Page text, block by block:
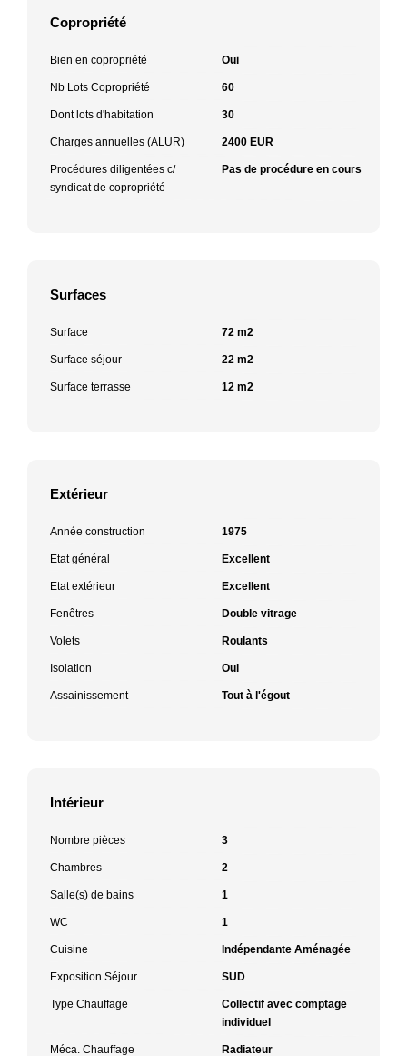
Copropriété
Bien en copropriété Oui
Nb Lots Copropriété 60
Dont lots d'habitation 30
Charges annuelles (ALUR) 2400 EUR
Procédures diligentées c/
syndicat de copropriété
Pas de procédure en cours
Surfaces
Surface 72 m2
Surface séjour 22 m2
Surface terrasse 12 m2
Extérieur
Année construction 1975
Etat général Excellent
Etat extérieur Excellent
Fenêtres Double vitrage
Volets Roulants
Isolation Oui
Assainissement Tout à l'égout
Intérieur
Nombre pièces 3
Chambres 2
Salle(s) de bains 1
WC 1
Cuisine Indépendante Aménagée
Exposition Séjour SUD
Type Chauffage
Collectif avec comptage
individuel
Méca. Chauffage Radiateur